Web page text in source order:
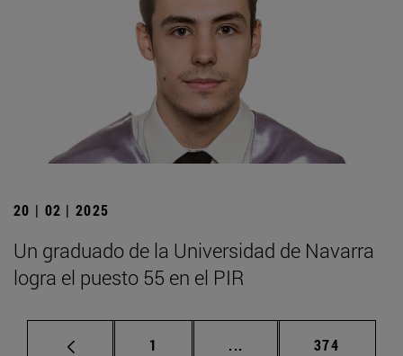
20 | 02 | 2025
Un graduado de la Universidad de Navarra
logra el puesto 55 en el PIR
Página
1 ... Páginas intermedias
Página
374